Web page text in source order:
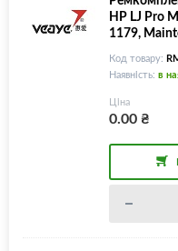
HP LJ Pro
1179,
Код товару:
Наявність: в
Ціна
0.00₴